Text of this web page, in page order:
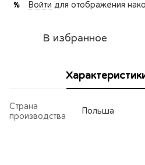
% Войти для отображения
В избранное
Страна
производства
Польша